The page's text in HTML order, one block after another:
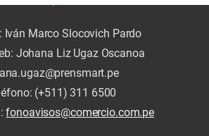
Iván Marco Slocovich Pardo
Johana Liz Ugaz Oscanoa
(+511) 311 6500
fonoavisos@comercio.com.pe